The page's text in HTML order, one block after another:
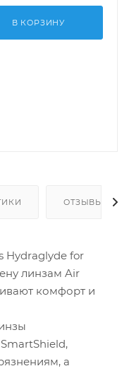
В КОРЗИНУ
ОТЗЫВЫ
Hydraglyde for
линзам Air
комфорт и
а